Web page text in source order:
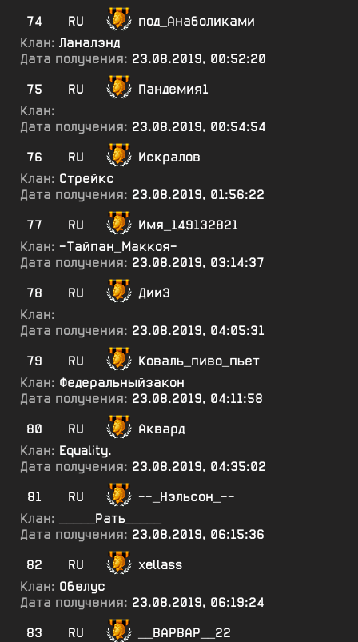
74
RU
под_Анаболиками
Клан: Ланалэнд
Дата получения: 23.08.2019, 00:52:20
75
RU
Пандемия1
Клан:
Дата получения: 23.08.2019, 00:54:54
76
RU
Искралов
Клан: Стрейкс
Дата получения: 23.08.2019, 01:56:22
77
RU
Имя_149132821
Клан: -Тайпан_Маккоя-
Дата получения: 23.08.2019, 03:14:37
78
RU
Дии3
Клан:
Дата получения: 23.08.2019, 04:05:31
79
RU
Коваль_пиво_пьет
Клан: Федеральныйзакон
Дата получения: 23.08.2019, 04:11:58
80
RU
Аквард
Клан: Equality.
Дата получения: 23.08.2019, 04:35:02
81
RU
--_Нэльсон_--
Клан:
_____Рать_____
Дата получения: 23.08.2019, 06:15:36
82
RU
xellass
Клан: Обелус
Дата получения: 23.08.2019, 06:19:24
83
RU
__ВАРВАР__22